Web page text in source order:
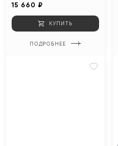
15 660 ₽
КУПИТЬ
ПОДРОБНЕЕ